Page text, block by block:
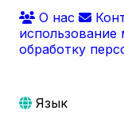
О нас
использование
обработку
Язык